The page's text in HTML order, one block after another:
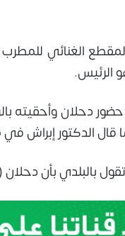
الغنائي
الرئيس.
حضور دحلان وأحقيته
قال الدكتور إبراش في
بالبلدي بأن دحلان